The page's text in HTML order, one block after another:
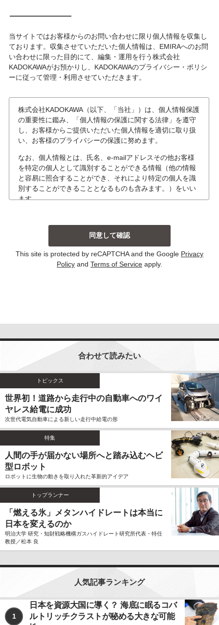
当サイトではお客様からのお問い合わせに限り個人情報を収集し
ております。収集させていただいた個人情報は、EMIRAへのお問
い合わせに限った目的にて、編集・運用を行う株式会社
KADOKAWAがお預かりし、KADOKAWAのプライバシー・ポリシ
ーに従って管理・利用させていただきます。
株式会社KADOKAWA（以下、「当社」）は、個人情報保護
の重要性に鑑み、「個人情報の保護に関する法律」を遵守
し、お客様からご提供いただいた個人情報を適切に取り扱
い、お客様のプライバシーの保護に努めます。
なお、個人情報とは、氏名、e-mailアドレスその他お客様
を特定の個人として識別することができる情報（他の情報
と容易に照合することができ、それにより特定の個人を識
別することができることとなるものも含みます。）をいい
ます。
当社は、主に以下の場合にお客様から個人情報を収集
しております。収集した個人情報の利用目的について
は以下の通りです。その他、個別の利用目的がある場
合には、その都度明示しております。
るために、個人情報を利用する場合がございます。こ
の資料自体は、統計的な資料であり、個人を識別する
ことができる個人情報は含まれません。
てお客様から個人情報を収集することはいたしませ
ん。また、不正な手段により個人情報を収集すること
もいたしません。
お客様よりご提供いただきました個人情報は、法令の
定めのある場合を除いて、お客様の事前のご同意をい
ただくことなく、予め明示した利用目的以外に使用し
ません。
個人情報の利用、管理について
当社では、お客様よりご提供いただきました個人情報
を厳重に保管、管理し、個人情報の漏洩、滅失、毀損
を防止するため、必要かつ適切な安全管理措置を講じ
ます。
お客様よりご提供いただきました個人情報は、その利
用目的の達成に必要な範囲内において、正確かつ最新
の内容に保つよう努力するものとします。
を、上記ならびに下記に該当する場合を除いて、お客
様の事前のご同意をいただくことなく、お客様よりご
提供いただいた個人情報を第三者に開示、提供いたし
ません。
利用目的の遂行のため、個人情報の取り扱いを第
This site is protected by reCAPTCHA and the Google Privacy
Policy and Terms of Service apply.
合わせて読みたい
トピックス
世界初！道路から走行中の自動車へのワイ
ヤレス給電に成功
次世代電気自動車による新しい走行中給電の形
特集
人間の手が届かない場所へと踏み込むヘビ
型ロボット
ロボットに生物の動きを取り入れた革新的アイデア
トップランナー
「燃える氷」メタンハイドレートは本当に
日本を変えるのか
明治大学 研究・知財戦略機構ガスハイドレート研究所代表・特任
教授／松本 良
人気記事ランキング
1
日本を資源大国に導く？ 海底に眠るコバ
ルトリッチクラストが秘める大きな可能